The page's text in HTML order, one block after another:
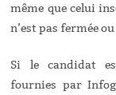
même que celui
n’est pas fermée
Si le candidat
fournies par